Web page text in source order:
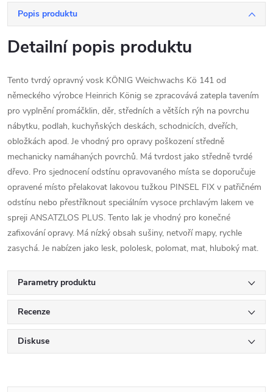
Popis produktu
Detailní popis produktu
Tento tvrdý opravný vosk KÖNIG Weichwachs Kö 141 od
německého výrobce Heinrich König se zpracovává zatepla tavením
pro vyplnění promáčklin, děr, středních a větších rýh na povrchu
nábytku, podlah, kuchyňských deskách, schodnicích, dveřích,
obložkách apod. Je vhodný pro opravy poškození středně
mechanicky namáhaných povrchů. Má tvrdost jako středně tvrdé
dřevo. Pro sjednocení odstínu opravovaného místa se doporučuje
opravené místo přelakovat lakovou tužkou PINSEL FIX v patřičném
odstínu nebo přestříknout speciálním vysoce prchlavým lakem ve
spreji ANSATZLOS PLUS. Tento lak je vhodný pro konečné
zafixování opravy. Má nízký obsah sušiny, netvoří mapy, rychle
zasychá. Je nabízen jako lesk, pololesk, polomat, mat, hluboký mat.
Parametry produktu
Recenze
Diskuse